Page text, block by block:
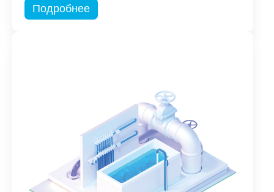
Подробнее